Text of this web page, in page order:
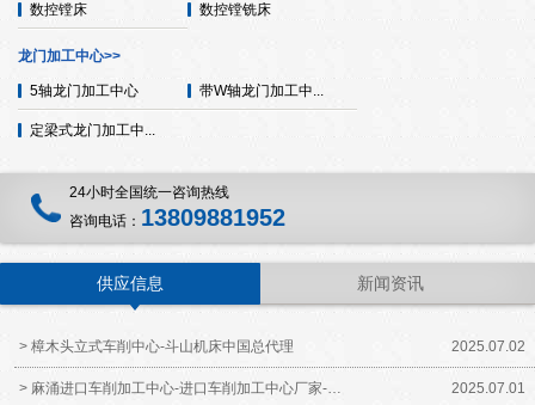
数控镗床 数控镗铣床
龙门加工中心>>
5轴龙门加工中心 带W轴龙门加工中...
定梁式龙门加工中...
24小时全国统一咨询热线
咨询电话： 13809881952
供应信息 新闻资讯
2025.07.02
> 樟木头立式车削中心-斗山机床中国总代理
2025.07.01
> 麻涌进口车削加工中心-进口车削加工中心厂家-…